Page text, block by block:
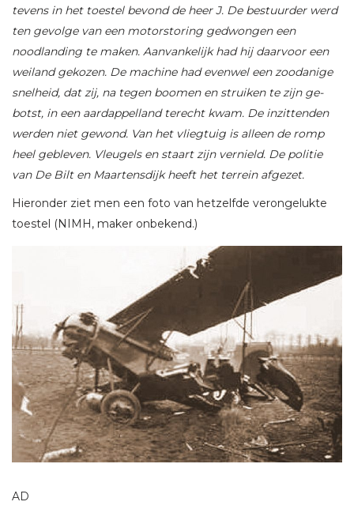
tevens in het toestel bevond de heer J. De bestuurder werd
ten gevolge van een motorstoring gedwongen een
noodlanding te maken. Aanvankelijk had hij daarvoor een
weiland gekozen. De machine had evenwel een zoodanige
snelheid, dat zij, na tegen boomen en struiken te zijn ge-
botst, in een aardappelland terecht kwam. De inzittenden
werden niet gewond. Van het vliegtuig is alleen de romp
heel gebleven. Vleugels en staart zijn vernield. De politie
van De Bilt en Maartensdijk heeft het terrein afgezet.
Hieronder ziet men een foto van hetzelfde verongelukte
toestel (NIMH, maker onbekend.)
AD